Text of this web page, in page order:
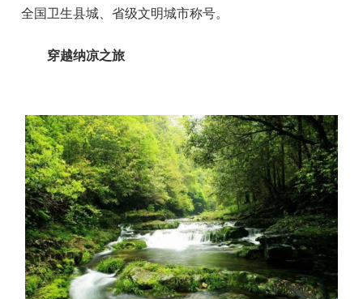
全国卫生县城、省级文明城市称号。
穿越纳凉之旅